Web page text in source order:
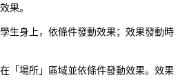
果。
生身上，依條件發動效果；效果發動時
「場所」區域並依條件發動效果。效果